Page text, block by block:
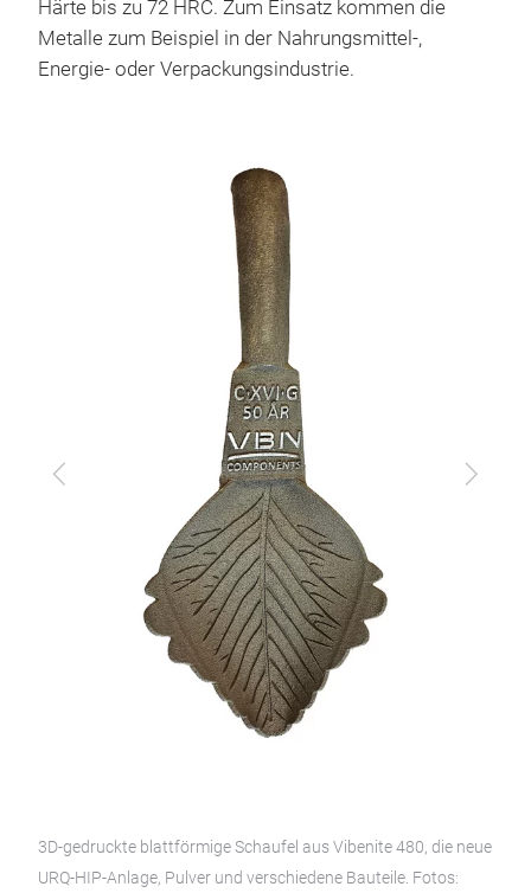
Härte bis zu 72 HRC. Zum Einsatz kommen die
Metalle zum Beispiel in der Nahrungsmittel-,
Energie- oder Verpackungsindustrie.
Zurück Vor
3D-gedruckte blattförmige Schaufel aus Vibenite 480, die neue
URQ-HIP-Anlage, Pulver und verschiedene Bauteile. Fotos: